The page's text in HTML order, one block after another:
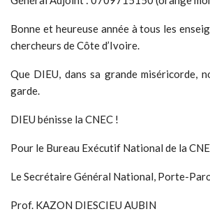
Bonne et heureuse année à tous les
chercheurs de Côte d’Ivoire.
Que DIEU, dans sa grande miséricorde,
garde.
DIEU bénisse la CNEC !
Pour le Bureau Exécutif National de la
Le Secrétaire Général National, Porte-
Prof. KAZON DIESCIEU AUBIN